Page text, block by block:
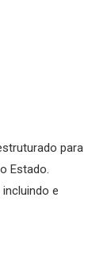
para
Estado.
e